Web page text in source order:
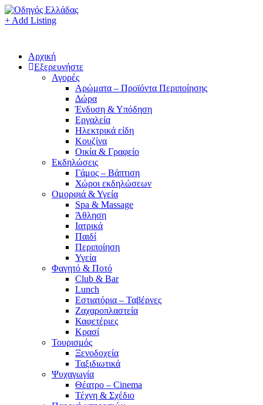
+ Add Listing
Αρχική
Εξερευνήστε
Αγορές
Αρώματα – Προϊόντα Περιποίησης
Δώρα
Ένδυση & Υπόδηση
Εργαλεία
Ηλεκτρικά είδη
Κουζίνα
Οικία & Γραφείο
Εκδηλώσεις
Γάμος – Βάπτιση
Χώροι εκδηλώσεων
Ομορφιά & Υγεία
Spa & Massage
Άθληση
Ιατρικά
Παιδί
Περιποίηση
Υγεία
Φαγητό & Ποτό
Club & Bar
Lunch
Εστιατόρια – Ταβέρνες
Ζαχαροπλαστεία
Καφετέριες
Κρασί
Τουρισμός
Ξενοδοχεία
Ταξιδιωτικά
Ψυχαγωγία
Θέατρο – Cinema
Τέχνη & Σχέδιο